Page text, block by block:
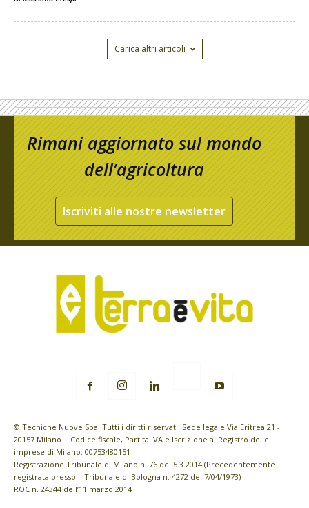
Carica altri articoli
Rimani aggiornato sul mondo
dell’agricoltura
Iscriviti alle nostre newsletter
© Tecniche Nuove Spa. Tutti i diritti riservati. Sede legale Via Eritrea 21 -
20157 Milano | Codice fiscale, Partita IVA e Iscrizione al Registro delle
imprese di Milano: 00753480151
Registrazione Tribunale di Milano n. 76 del 5.3.2014 (Precedentemente
registrata presso il Tribunale di Bologna n. 4272 del 7/04/1973)
ROC n. 24344 dell’11 marzo 2014